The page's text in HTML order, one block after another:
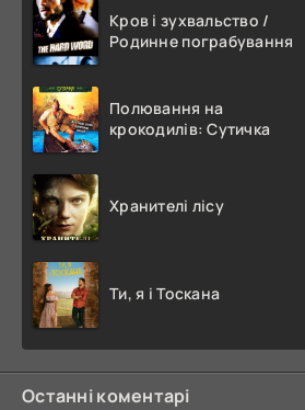
Кров і зухвальство /
Родинне пограбування
Полювання на
крокодилів: Сутичка
Хранителі лісу
Ти, я і Тоскана
Останні коментарі